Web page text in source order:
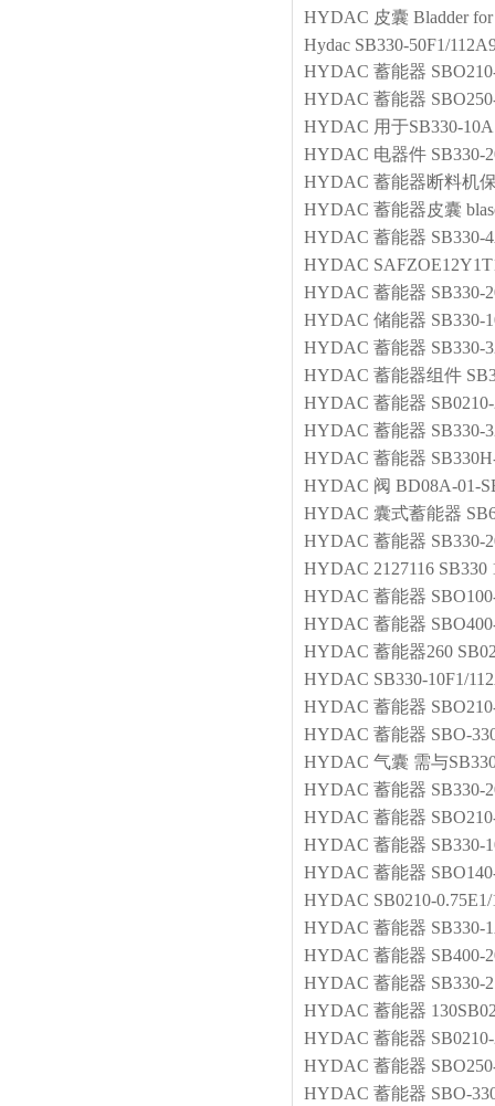
HYDAC 皮囊 Bladder
Hydac SB330-50F1/
HYDAC 蓄能器
HYDAC 蓄能器
HYDAC 用于SB330-
HYDAC 电器件 SB330-
HYDAC 蓄能器断料机
HYDAC 蓄能器皮囊
HYDAC 蓄能器 SB330-
HYDAC
HYDAC 蓄能器 SB330-
HYDAC 储能器 SB330-
HYDAC 蓄能器 SB330-
HYDAC 蓄能器组件
HYDAC 蓄能器
HYDAC 蓄能器 SB330-
HYDAC 蓄能器
HYDAC 阀 BD08A-01-
HYDAC 囊式蓄能器
HYDAC 蓄能器 SB330-
HYDAC 2127116
HYDAC 蓄能器
HYDAC 蓄能器
HYDAC 蓄能器260
HYDAC SB330-10F1/
HYDAC 蓄能器
HYDAC 蓄能器 SBO-
HYDAC 气囊 需与
HYDAC 蓄能器 SB330-
HYDAC 蓄能器
HYDAC 蓄能器 SB330-
HYDAC 蓄能器
HYDAC SB0210-
HYDAC 蓄能器 SB330-
HYDAC 蓄能器 SB400-
HYDAC 蓄能器 SB330-
HYDAC 蓄能器
HYDAC 蓄能器
HYDAC 蓄能器
HYDAC 蓄能器 SBO-